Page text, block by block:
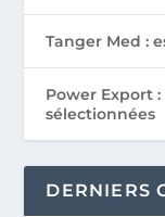
Tanger Med :
Power Export
sélectionnées
DERNIERS